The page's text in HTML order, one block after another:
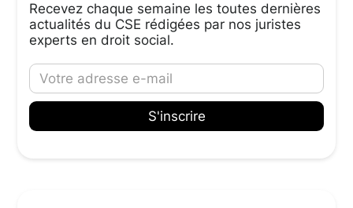
Recevez chaque semaine les toutes dernières
actualités du CSE rédigées par nos juristes
experts en droit social.